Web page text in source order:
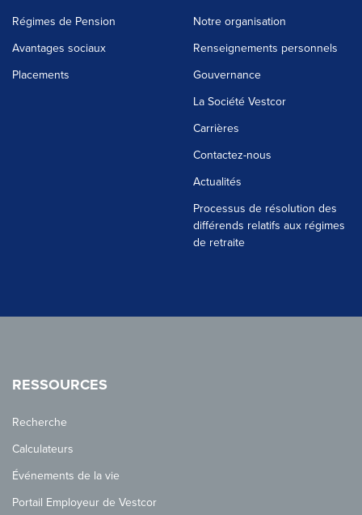
Régimes de Pension
Avantages sociaux
Placements
Notre organisation
Renseignements personnels
Gouvernance
La Société Vestcor
Carrières
Contactez-nous
Actualités
Processus de résolution des
différends relatifs aux régimes
de retraite
RESSOURCES
Recherche
Calculateurs
Événements de la vie
Portail Employeur de Vestcor